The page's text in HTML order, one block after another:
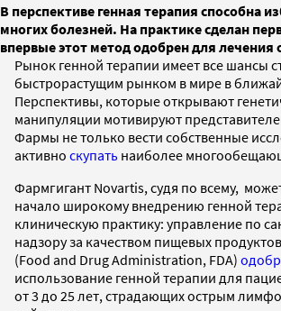
В перспективе генная терапия способна
многих болезней. На практике сделан
впервые этот метод одобрен для лечения
Рынок генной терапии имеет все шансы
быстрорастущим рынком в мире в
Перспективы, которые открывают
манипуляции мотивируют
Фармы не только вести собственные
активно скупать наиболее
Фармгигант Novartis, судя по всему,
начало широкому внедрению генной
клиническую практику: управление по
надзору за качеством пищевых
(Food and Drug Administration, FDA)
использование генной терапии для
от 3 до 25 лет, страдающих острым